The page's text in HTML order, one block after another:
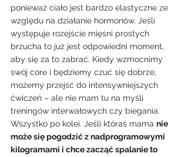
ponieważ ciało jest bardzo elastyczne ze
względu na działanie hormonów. Jeśli
występuje rozejście mięśni prostych
brzucha to już jest odpowiedni moment,
aby się za to zabrać. Kiedy wzmocnimy
swój core i będziemy czuć się dobrze,
możemy przejść do intensywniejszych
ćwiczeń – ale nie mam tu na myśli
treningów interwałowych czy biegania.
Wszystko po kolei. Jeśli któraś mama nie
może się pogodzić z nadprogramowymi
kilogramami i chce zacząć spalanie to